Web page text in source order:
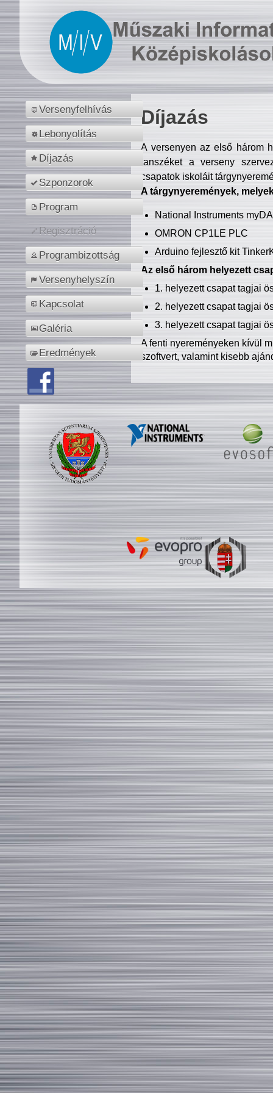
Versenyfelhívás
Lebonyolítás
Díjazás
Szponzorok
Program
Regisztráció
Programbizottság
Versenyhelyszín
Kapcsolat
Galéria
Eredmények
Díjazás
A versenyen az első három
tanszéket a verseny
csapatok iskoláit
A tárgynyeremények,
National Instruments
OMRON CP1LE PLC
Arduino fejlesztő kit
Az első három helyezett
1. helyezett csapat tagjai
2. helyezett csapat tagjai
3. helyezett csapat tagjai
A fenti nyereményeken kívül
szoftvert, valamint kisebb